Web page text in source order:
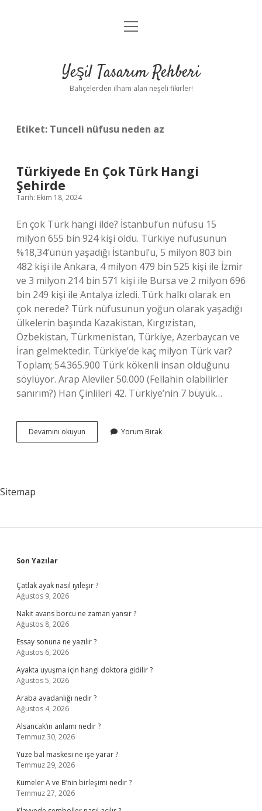
Anasayfa
Yasal Uyarı
menüyü
Yeşil Tasarım Rehberi
Bahçelerden ilham alan neşeli fikirler!
Etiket: Tunceli nüfusu neden az
Türkiyede En Çok Türk Hangi
Şehirde
Tarih: Ekim 18, 2024
En çok Türk hangi ilde? İstanbul’un nüfusu 15
milyon 655 bin 924 kişi oldu. Türkiye nüfusunun
%18,34’ünün yaşadığı İstanbul’u, 5 milyon 803 bin
482 kişi ile Ankara, 4 milyon 479 bin 525 kişi ile İzmir
ve 3 milyon 214 bin 571 kişi ile Bursa ve 2 milyon 696
bin 249 kişi ile Antalya izledi. Türk halkı olarak en
çok nerede? Türk nüfusunun yoğun olarak yaşadığı
ülkelerin başında Kazakistan, Kırgızistan,
Özbekistan, Türkmenistan, Türkiye, Azerbaycan ve
İran gelmektedir. Türkiye’de kaç milyon Türk var?
Toplam; 54.365.900 Türk kökenli insan olduğunu
söylüyor. Arap Aleviler 50.000 (Fellahin olabilirler
sanırım?) Han Çinlileri 42. Türkiye’nin 7 büyük…
Devamını okuyun Türkiyede
En
Yorum Bırak
Sitemap
Sidebar
Son Yazılar
Çatlak ayak nasıl iyileşir ?
Ağustos 9, 2026
Nakit avans borcu ne zaman yansır ?
Ağustos 8, 2026
Essay sonuna ne yazılır ?
Ağustos 6, 2026
Ayakta uyuşma için hangi doktora gidilir ?
Ağustos 5, 2026
Araba avadanlığı nedir ?
Ağustos 4, 2026
Alsancak’ın anlamı nedir ?
Temmuz 30, 2026
Yüze bal maskesi ne işe yarar ?
Temmuz 29, 2026
Kümeler A ve B’nin birleşimi nedir ?
Temmuz 27, 2026